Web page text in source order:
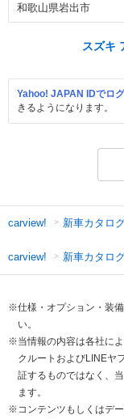
和歌山県岩出市
スズキ
Yahoo! JAPAN IDでロ
きるようになります。
carview! 新車カタロ
carview! 新車カタロ
※仕様・オプション・装
い。
※当情報の内容は各社に
クルートおよびLINEヤ
証するものではなく、
ます。
※コンテンツもしくはデ